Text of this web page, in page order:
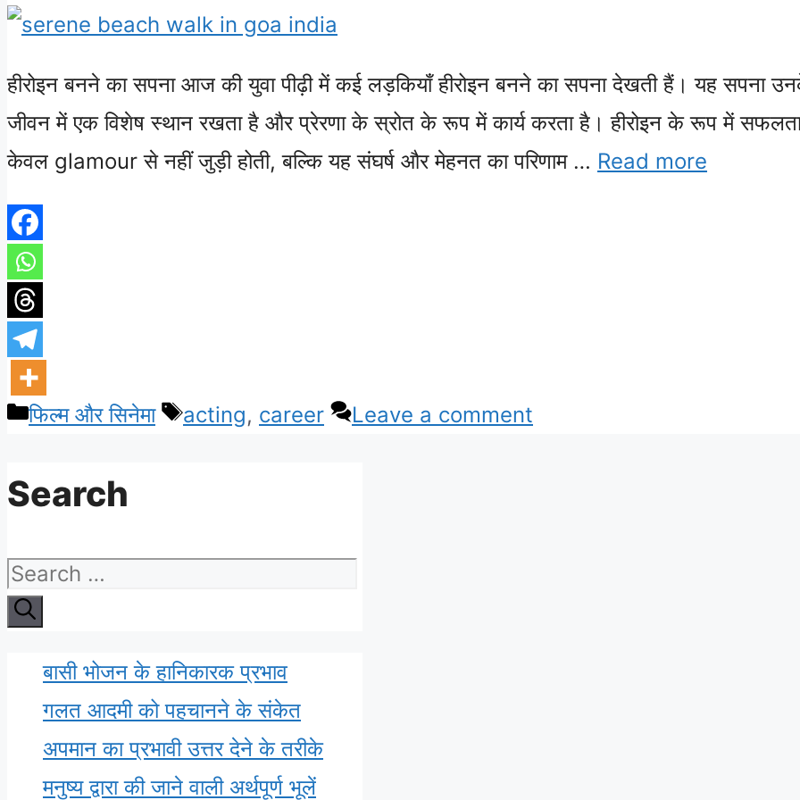
हीरोइन बनने का सपना आज की युवा पीढ़ी में कई लड़कियाँ हीरोइन बनने का सपना देखती हैं। यह सपना
जीवन में एक विशेष स्थान रखता है और प्रेरणा के स्रोत के रूप में कार्य करता है। हीरोइन के रूप में
केवल glamour से नहीं जुड़ी होती, बल्कि यह संघर्ष और मेहनत का परिणाम … Read more
Categories
फिल्म और सिनेमा Tags
acting, career Leave a comment
Search
Search
for:
बासी भोजन के हानिकारक प्रभाव
गलत आदमी को पहचानने के संकेत
अपमान का प्रभावी उत्तर देने के तरीके
मनुष्य द्वारा की जाने वाली अर्थपूर्ण भूलें